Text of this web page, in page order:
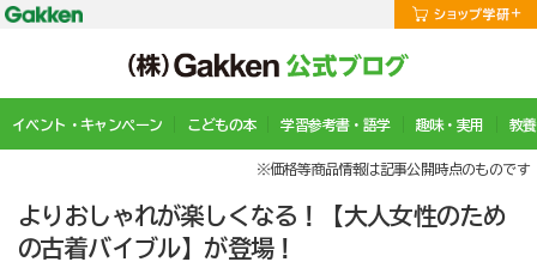
イベント・キャンペーン こどもの本 学習参考書・語学 趣味・実用 教
※価格等商品情報は記事公開時点のものです
よりおしゃれが楽しくなる！【大人女性のため
の古着バイブル】が登場！